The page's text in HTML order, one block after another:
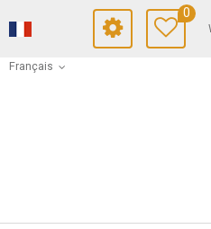
Français
0